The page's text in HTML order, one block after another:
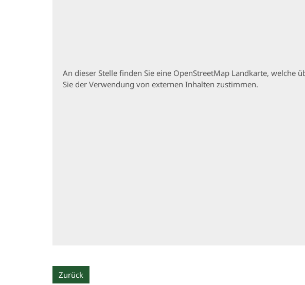
An dieser Stelle finden Sie eine OpenStreetMap Landkarte, welche
Sie der Verwendung von externen Inhalten zustimmen.
Zurück